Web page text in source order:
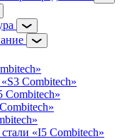
Combitech»
Combitech»
«I5 Combitech»